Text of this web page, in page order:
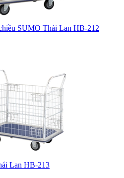
SUMO Thái Lan HB-212
Lan HB-213